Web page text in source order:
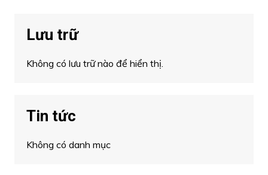
Lưu trữ
Không có lưu trữ nào để hiển thị.
Tin tức
Không có danh mục